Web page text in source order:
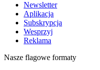
Newsletter
Aplikacja
Subskrypcja
Wesprzyj
Reklama
Nasze flagowe formaty